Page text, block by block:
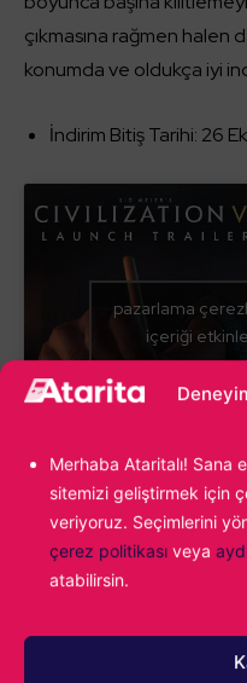
Merhaba Ataritalı! Sana
sitemizi geliştirmek için
veriyoruz. Seçimlerini
çerez politikası veya
atabilirsin.
çıkmasına rağmen halen
konumda ve oldukça iyi
İndirim Bitiş Tarihi: 26
pazarlama
içeriği
Thief
Geçtiğimiz günlerde